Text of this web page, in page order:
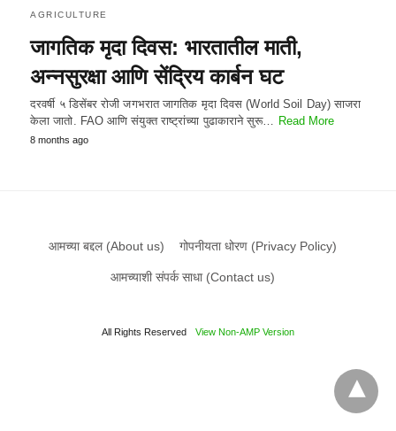
AGRICULTURE
जागतिक मृदा दिवस: भारतातील माती,
अन्नसुरक्षा आणि सेंद्रिय कार्बन घट
दरवर्षी ५ डिसेंबर रोजी जगभरात जागतिक मृदा दिवस (World Soil Day) साजरा
केला जातो. FAO आणि संयुक्त राष्ट्रांच्या पुढाकाराने सुरू… Read More
8 months ago
आमच्या बद्दल (About us) गोपनीयता धोरण (Privacy Policy)
आमच्याशी संपर्क साधा (Contact us)
All Rights Reserved View Non-AMP Version